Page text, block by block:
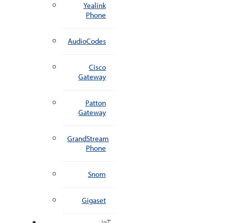
Yealink
Phone
AudioCodes
Cisco
Gateway
Patton
Gateway
GrandStream
Phone
Snom
Gigaset